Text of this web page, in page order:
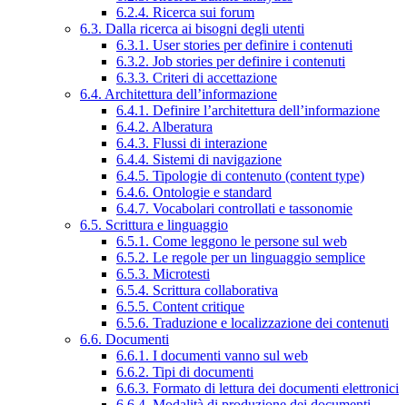
6.2.4. Ricerca sui forum
6.3. Dalla ricerca ai bisogni degli utenti
6.3.1. User stories per definire i contenuti
6.3.2. Job stories per definire i contenuti
6.3.3. Criteri di accettazione
6.4. Architettura dell’informazione
6.4.1. Definire l’architettura dell’informazione
6.4.2. Alberatura
6.4.3. Flussi di interazione
6.4.4. Sistemi di navigazione
6.4.5. Tipologie di contenuto (content type)
6.4.6. Ontologie e standard
6.4.7. Vocabolari controllati e tassonomie
6.5. Scrittura e linguaggio
6.5.1. Come leggono le persone sul web
6.5.2. Le regole per un linguaggio semplice
6.5.3. Microtesti
6.5.4. Scrittura collaborativa
6.5.5. Content critique
6.5.6. Traduzione e localizzazione dei contenuti
6.6. Documenti
6.6.1. I documenti vanno sul web
6.6.2. Tipi di documenti
6.6.3. Formato di lettura dei documenti elettronici